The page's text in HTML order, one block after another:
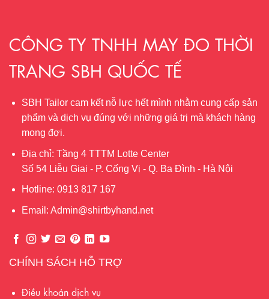
CÔNG TY TNHH MAY ĐO THỜI
TRANG SBH QUỐC TẾ
SBH Tailor cam kết nỗ lực hết mình nhằm cung cấp sản
phẩm và dịch vụ đúng với những giá trị mà khách hàng
mong đợi.
Địa chỉ: Tầng 4 TTTM Lotte Center
Số 54 Liễu Giai - P. Cống Vị - Q. Ba Đình - Hà Nội
Hotline: 0913 817 167
Email: Admin@shirtbyhand.net
CHÍNH SÁCH HỖ TRỢ
Điều khoản dịch vụ